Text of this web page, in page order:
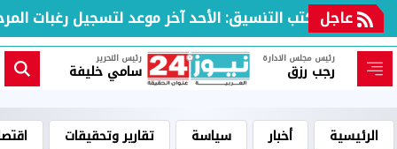
عاجل
مكتب التنسيق: الأحد آخر موعد لتسجيل رغبات
رئيس مجلس الادارة
رجب رزق
رئيس التحرير
سامي خليفة
الرئيسية أخبار سياسة تقارير وتحقيقات